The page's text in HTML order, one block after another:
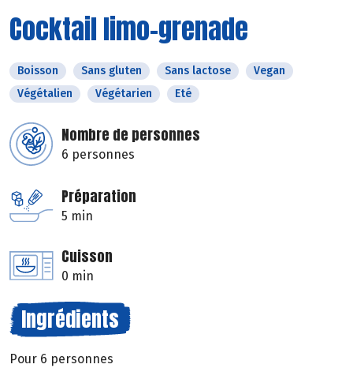
Cocktail limo-grenade
Boisson Sans gluten Sans lactose
Vegan
Végétalien
Végétarien Eté
Nombre de personnes
6 personnes
Préparation
5 min
Cuisson
0 min
Ingrédients
Pour 6 personnes